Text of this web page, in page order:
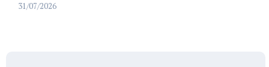
31/07/2026